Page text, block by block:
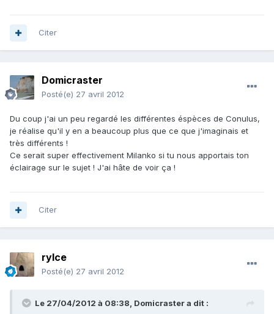
Citer
Domicraster
Posté(e) 27 avril 2012
Du coup j'ai un peu regardé les différentes éspèces de Conulus,
je réalise qu'il y en a beaucoup plus que ce que j'imaginais et
très différents !
Ce serait super effectivement Milanko si tu nous apportais ton
éclairage sur le sujet ! J'ai hâte de voir ça !
Citer
rylce
Posté(e) 27 avril 2012
Le 27/04/2012 à 08:38, Domicraster a dit :